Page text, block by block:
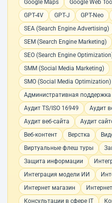
Google Maps
Google Web
GPT-4V
GPT-J GPT-Neo
SEA (Search Engine Advertising)
SEM (Search Engine Marketing)
SEO (Search Engine
SMM (Social Media Marketing)
SMO (Social Media Optimization)
Административная поддержка
Аудит TS/ISO 16949
Аудит
Аудит веб-сайта
Аудит
Веб-контент
Верстка
Виртуальные флеш туры
Защита информации
Интеграция модели ИИ
Интернет магазин
Консультации в сфере IT